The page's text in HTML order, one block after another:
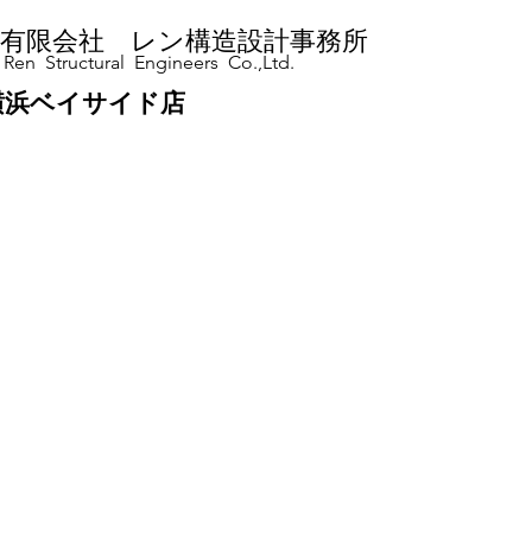
有限会社 レン構造設計事務所
Ren Structural Engineers Co.,Ltd.
浜ベイサイド店